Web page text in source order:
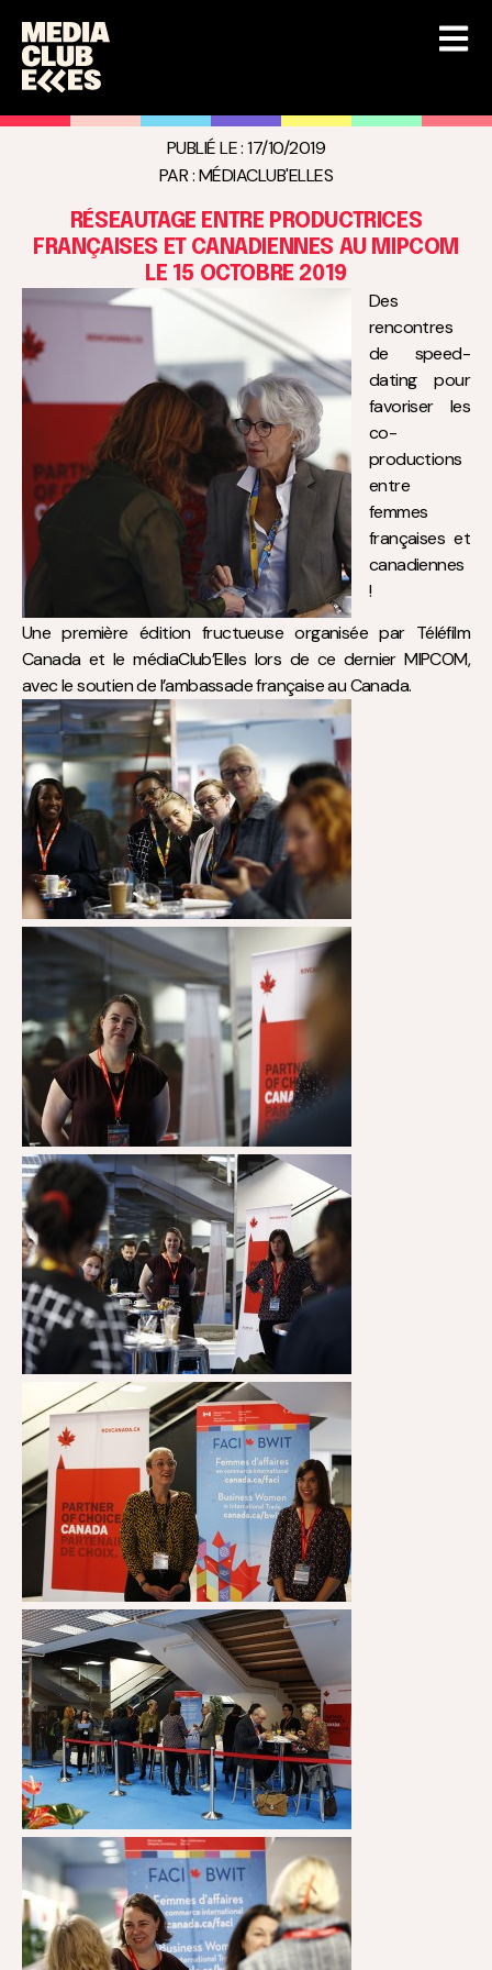
PUBLIÉ LE : 17/10/2019
PAR :MÉDIACLUB'ELLES
RÉSEAUTAGE ENTRE PRODUCTRICES
FRANÇAISES ET CANADIENNES AU MIPCOM
LE 15 OCTOBRE 2019
Des
rencontres
de speed-
dating pour
favoriser les
co-
productions
entre
femmes
françaises et
canadiennes
!
Une première édition fructueuse organisée par Téléfilm
Canada et le médiaClub’Elles lors de ce dernier MIPCOM,
avec le soutien de l’ambassade française au Canada.